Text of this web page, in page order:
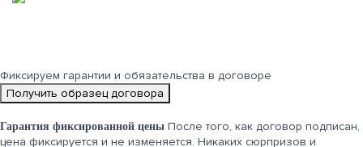
Фиксируем гарантии и обязательства в договоре
Получить образец договора
Гарантия фиксированной цены После того, как договор подписан,
цена фиксируется и не изменяется. Никаких сюрпризов и